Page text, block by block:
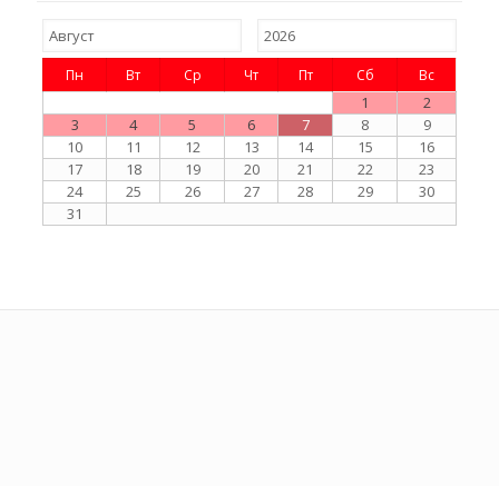
Пн Вт Ср Чт Пт Сб Вс
1
2
3
4 5 6 7 8
9
10
11 12 13 14 15
16
17
18 19 20 21 22
23
24
25 26 27 28 29
30
31